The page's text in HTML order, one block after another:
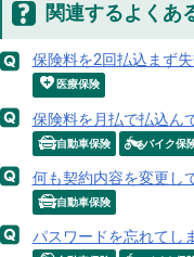
関連するよくあ
保険料を2回払込まず
医療保険
保険料を月払で払込ん
自動車保険 バイク保
何も契約内容を変更し
自動車保険
パスワードを忘れてし